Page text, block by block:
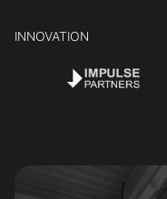
INNOVATION